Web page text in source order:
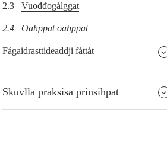
2.3 Vuođđogálggat
2.4 Oahppat oahppat
Fágaidrasttideaddji fáttát
Skuvlla praksisa prinsihpat